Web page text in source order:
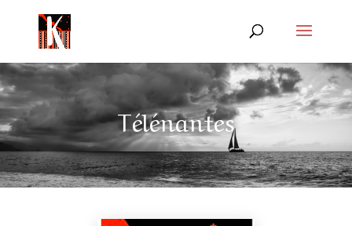
Télénantes